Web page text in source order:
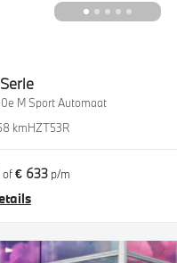
M Sport Automaat
kmHZT53R
of€ 633 p/m